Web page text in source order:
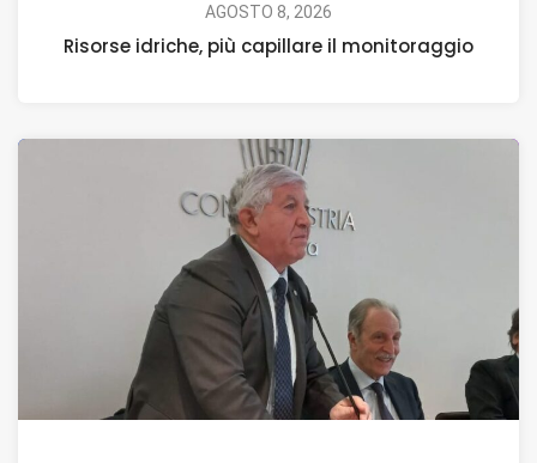
AGOSTO 8, 2026
Risorse idriche, più capillare il monitoraggio